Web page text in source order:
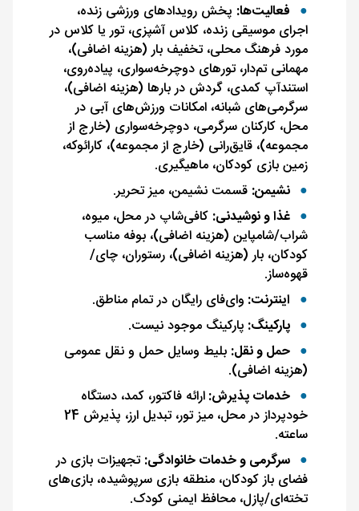
فعالیت‌ها: پخش رویدادهای ورزشی زنده،
اجرای موسیقی زنده، کلاس آشپزی، تور یا کلاس در
مورد فرهنگ محلی، تخفیف بار (هزینه اضافی)،
مهمانی تم‌دار، تورهای دوچرخه‌سواری، پیاده‌روی،
استندآپ کمدی، گردش در بارها (هزینه اضافی)،
سرگرمی‌های شبانه، امکانات ورزش‌های آبی در
محل، کارکنان سرگرمی، دوچرخه‌سواری (خارج از
مجموعه)، قایق‌رانی (خارج از مجموعه)، کارائوکه،
زمین بازی کودکان، ماهیگیری.
نشیمن: قسمت نشیمن، میز تحریر.
غذا و نوشیدنی: کافی‌شاپ در محل، میوه،
شراب/شامپاین (هزینه اضافی)، بوفه مناسب
کودکان، بار (هزینه اضافی)، رستوران، چای/
قهوه‌ساز.
اینترنت: وای‌فای رایگان در تمام مناطق.
پارکینگ: پارکینگ موجود نیست.
حمل و نقل: بلیط وسایل حمل و نقل عمومی
(هزینه اضافی).
خدمات پذیرش:ارائه فاکتور، کمد، دستگاه
خودپرداز در محل، میز تور، تبدیل ارز، پذیرش 24
ساعته.
سرگرمی و خدمات خانوادگی:تجهیزات بازی در
فضای باز کودکان، منطقه بازی سرپوشیده، بازی‌های
تخته‌ای/پازل، محافظ ایمنی کودک.